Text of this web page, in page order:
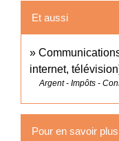
Et aussi
internet,
Argent - Impôts -
Pour en savoir plus